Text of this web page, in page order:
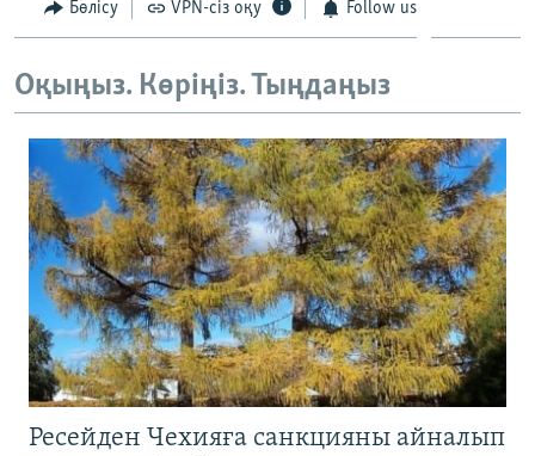
Бөлісу VPN-сіз оқу Follow us
Оқыңыз. Көріңіз. Тыңдаңыз
Ресейден Чехияға санкцияны айналып